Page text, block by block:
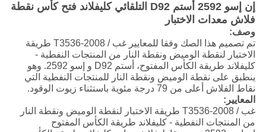
إن إسو 2592 أستم D92 التلقائي كليفلاند فتح كأس نقطة
فلاش معدات الاختبار
وصف:
تم تصميم هذا الصك وفقا للمعايير غب / T3536-2008 طريقة
الاختبار لنقطة الوميض ونقطة النار من المنتجات النفطية -
كليفلاند طريقة الكأس المفتوح، أستم D92 و إسو 2592. وهو
ينطبق على نقطة الوميض ونقطة النار للمنتجات النفطية التي
نقاط الفلاش أعلى من 79 درجة مئوية باستثناء زيوت الوقود.
المعايير:
غب / T3536-2008 طريقة الاختبار لنقطة الوميض ونقطة النار
من المنتجات النفطية - كليفلاند طريقة الكأس المفتوح